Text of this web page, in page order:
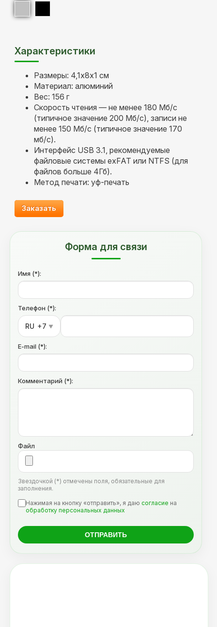
Характеристики
Размеры: 4,1х8х1 см
Материал: алюминий
Вес: 156 г
Скорость чтения — не менее 180 Мб/c
(типичное значение 200 Мб/c), записи не
менее 150 Мб/c (типичное значение 170
мб/c).
Интерфейс USB 3.1, рекомендуемые
файловые системы exFAT или NTFS (для
файлов больше 4Гб).
Метод печати: уф-печать
Заказать
Форма для связи
Имя (*):
Телефон (*):
RU +7 ▼
E-mail (*):
Комментарий (*):
Файл
Звездочкой (*) отмечены поля, обязательные для
заполнения.
Нажимая на кнопку «отправить», я даю согласие на
обработку персональных данных